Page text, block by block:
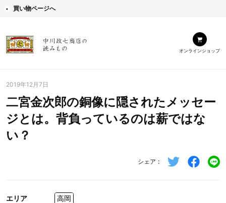
買い物ページへ
オンラインショップ
2019年12月7日
二宮金次郎の銅像に隠されたメッセー
ジとは。背負っているのは薪ではな
い？
シェア
エリア 高岡